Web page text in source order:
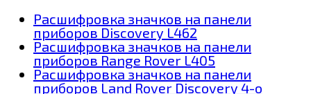
Расшифровка значков на панели
приборов Discovery L462
Расшифровка значков на панели
приборов Range Rover L405
Расшифровка значков на панели
приборов Land Rover Discovery 4-о